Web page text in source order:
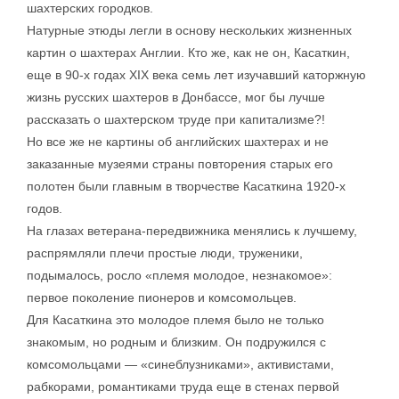
шахтерских городков.
Натурные этюды легли в основу нескольких жизненных
картин о шахтерах Англии. Кто же, как не он, Касаткин,
еще в 90-х годах XIX века семь лет изучавший каторжную
жизнь русских шахтеров в Донбассе, мог бы лучше
рассказать о шахтерском труде при капитализме?!
Но все же не картины об английских шахтерах и не
заказанные музеями страны повторения старых его
полотен были главным в творчестве Касаткина 1920-х
годов.
На глазах ветерана-передвижника менялись к лучшему,
распрямляли плечи простые люди, труженики,
подымалось, росло «племя молодое, незнакомое»:
первое поколение пионеров и комсомольцев.
Для Касаткина это молодое племя было не только
знакомым, но родным и близким. Он подружился с
комсомольцами — «синеблузниками», активистами,
рабкорами, романтиками труда еще в стенах первой